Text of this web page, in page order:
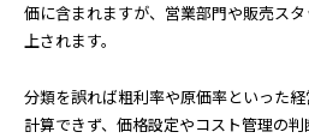
価に含まれますが、営業部門や販売ス
上されます。
分類を誤れば粗利率や原価率といった
計算できず、価格設定やコスト管理の